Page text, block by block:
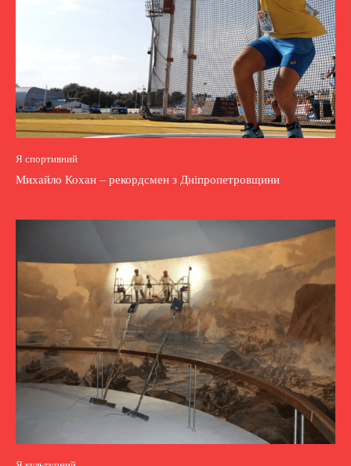
Я спортивний
Михайло Кохан – рекордсмен з Дніпропетровщини